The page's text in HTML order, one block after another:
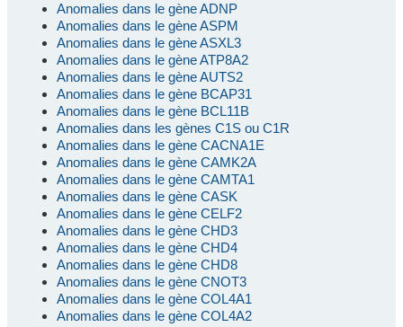
Anomalies dans le gène ADNP
Anomalies dans le gène ASPM
Anomalies dans le gène ASXL3
Anomalies dans le gène ATP8A2
Anomalies dans le gène AUTS2
Anomalies dans le gène BCAP31
Anomalies dans le gène BCL11B
Anomalies dans les gènes C1S ou C1R
Anomalies dans le gène CACNA1E
Anomalies dans le gène CAMK2A
Anomalies dans le gène CAMTA1
Anomalies dans le gène CASK
Anomalies dans le gène CELF2
Anomalies dans le gène CHD3
Anomalies dans le gène CHD4
Anomalies dans le gène CHD8
Anomalies dans le gène CNOT3
Anomalies dans le gène COL4A1
Anomalies dans le gène COL4A2